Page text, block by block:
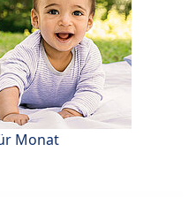
Monat